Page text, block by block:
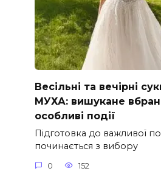
Весільні та вечірні
МУХА: вишукане
особливі події
Підготовка до важливої
починається з вибору
0 152